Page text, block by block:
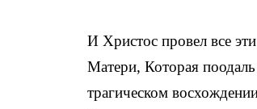
И Христос провел все
Матери, Которая поодаль
трагическом